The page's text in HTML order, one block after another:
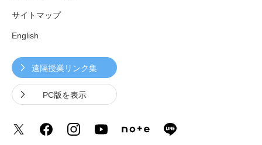
サイトマップ
English
遠隔授業リンク集
PC版を表示